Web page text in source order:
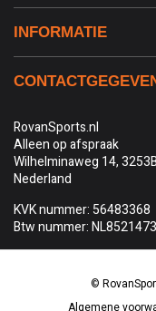
INFORMATIE
RovanSports.nl
Alleen op afspraak
Wilhelminaweg 14,
Nederland
KVK nummer: 56483368
Btw nummer:
Algemene
©